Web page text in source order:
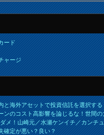
ード
ャージ
と海外アセットで投資信託を選択する
ンのコスト高影響を論じるな！世間
メ！山崎元／水瀬ケンイチ／カンチ
確定が悪い？良い？